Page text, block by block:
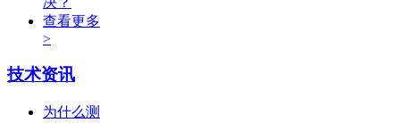
查看更多
>
技术资讯
为什么测